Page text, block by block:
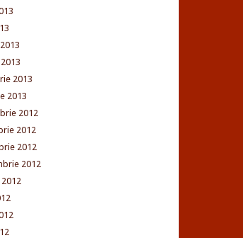
2013
2013
2012
2012
2012
2012